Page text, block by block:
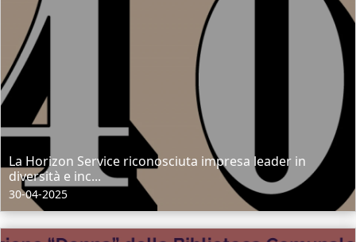
La Horizon Service riconosciuta impresa leader in
diversità e inc...
30-04-2025